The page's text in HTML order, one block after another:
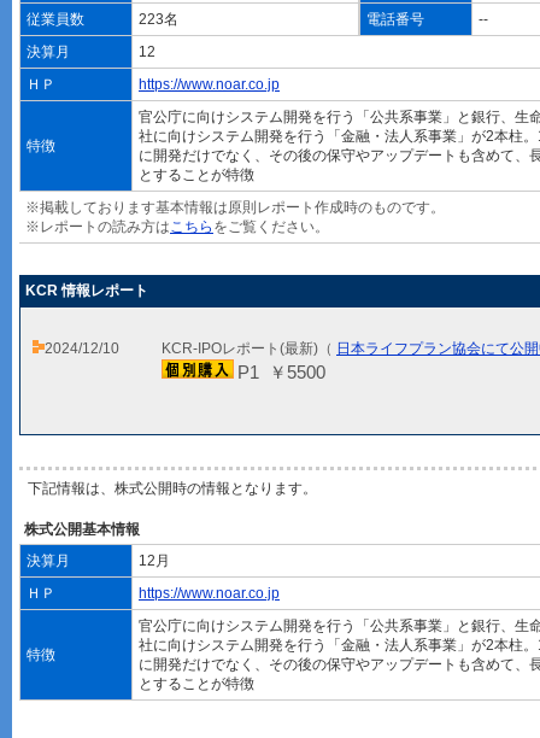
従業員数
223名 電話番号
--
決算月
12
ＨＰ
https://www.noar.co.jp
特徴
官公庁に向けシステム開発を行う「公共系事業」と銀行、生
社に向けシステム開発を行う「金融・法人系事業」が2本柱
に開発だけでなく、その後の保守やアップデートも含めて、
とすることが特徴
※掲載しております基本情報は原則レポート作成時のものです。
※レポートの読み方はこちら をご覧ください。
KCR 情報レポート
2024/12/10 KCR-IPOレポート(最新)（ 日本ライフプラン協会にて公
P1 ￥5500
下記情報は、株式公開時の情報となります。
株式公開基本情報
決算月
12月
ＨＰ
https://www.noar.co.jp
特徴
官公庁に向けシステム開発を行う「公共系事業」と銀行、生
社に向けシステム開発を行う「金融・法人系事業」が2本柱
に開発だけでなく、その後の保守やアップデートも含めて、
とすることが特徴